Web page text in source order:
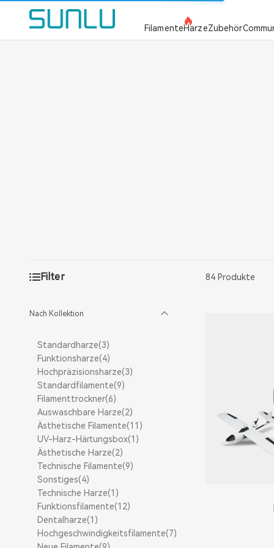
SUNLU Offizielle Website
FilamenteHarzeZubehör
Filter
Nach Kollektion
Standardharze(3)
Funktionsharze(4)
Hochpräzisionsharze(3)
Standardfilamente(9)
Filamenttrockner(6)
Auswaschbare Harze(2)
Ästhetische Filamente(11)
UV-Harz-Härtungsbox(1)
Ästhetische Harze(2)
Technische Filamente(9)
Sonstiges(4)
Technische Harze(1)
Funktionsfilamente(12)
Dentalharze(1)
Hochgeschwindigkeitsfilamente(7)
84 Produkte